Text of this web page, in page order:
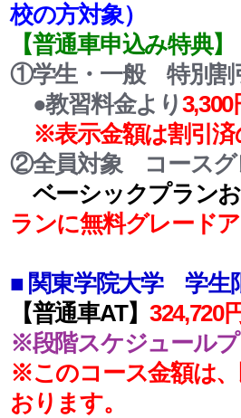
校の方対象）
【普通車申込み特典】
①学生・一般 特別割
●教習料金より3,300
※表示金額は割引済
②全員対象 コースグ
ベーシックプランお
ランに無料グレードア
■ 関東学院大学 学生
【普通車AT】 324,720
※段階スケジュール
※このコース金額は
おります。